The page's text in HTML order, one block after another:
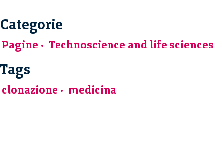
Categorie
Pagine Technoscience and life sciences
Tags
clonazione medicina